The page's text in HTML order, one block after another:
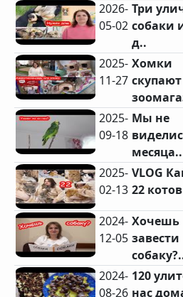
2026-
05-02
Три
собаки
д..
2025-
11-27
Хомки
скупают
2025-
09-18
Мы не
месяца..
2025-
02-13
VLOG
22
2024-
12-05
Хочешь
завести
2024-
08-26
120
нас